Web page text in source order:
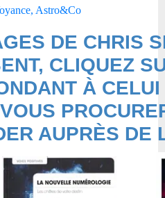
Astro&Co
DE CHRIS
CLIQUEZ
À
AUPRÈS DE